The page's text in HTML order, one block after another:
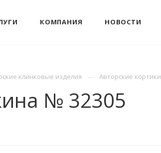
КОМПАНИЯ НОВОСТИ
клинковые изделия Авторские кортики
№ 32305